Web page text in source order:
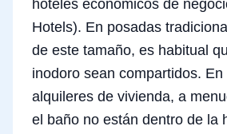
hoteles económicos de
Hotels). En posadas
de este tamaño, es habitual
inodoro sean compartidos.
alquileres de vivienda, a
el baño no están dentro de la